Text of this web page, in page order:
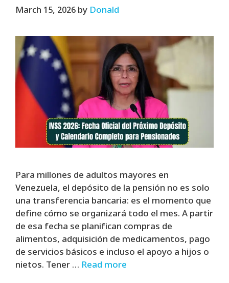
March 15, 2026 by Donald
Para millones de adultos mayores en
Venezuela, el depósito de la pensión no es solo
una transferencia bancaria: es el momento que
define cómo se organizará todo el mes. A partir
de esa fecha se planifican compras de
alimentos, adquisición de medicamentos, pago
de servicios básicos e incluso el apoyo a hijos o
nietos. Tener … Read more